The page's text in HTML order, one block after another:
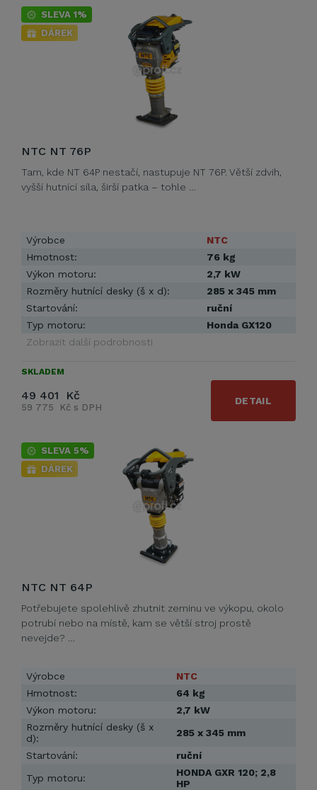
SLEVA 1%
DÁREK
NTC NT 76P
Tam, kde NT 64P nestačí, nastupuje NT 76P. Větší zdvih,
vyšší hutnící síla, širší patka – tohle …
Výrobce
NTC
Hmotnost:
76 kg
Výkon motoru:
2,7 kW
Rozměry hutnící desky (š x d):
285 x 345 mm
Startování:
ruční
Typ motoru:
Honda GX120
Zobrazit další podrobnosti
SKLADEM
49 401 Kč
59 775 Kč s DPH
DETAIL
SLEVA 5%
DÁREK
NTC NT 64P
Potřebujete spolehlivě zhutnit zeminu ve výkopu, okolo
potrubí nebo na místě, kam se větší stroj prostě
nevejde? …
Výrobce
NTC
Hmotnost:
64 kg
Výkon motoru:
2,7 kW
Rozměry hutnící desky (š x
d):
285 x 345 mm
Startování:
ruční
Typ motoru:
HONDA GXR 120; 2,8
HP